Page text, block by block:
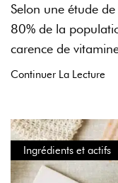
Selon une étude
80% de la
carence de
Continuer La Lecture
Ingrédients et actifs